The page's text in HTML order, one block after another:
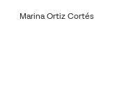
Marina Ortiz Cortés